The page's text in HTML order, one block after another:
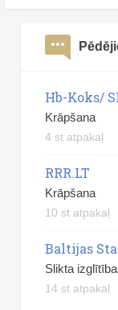
Hb-Koks/
Krāpšana
4 st atpakaļ
RRR.LT
Krāpšana
10 st atpakaļ
Baltijas
Slikta
14 st atpakaļ